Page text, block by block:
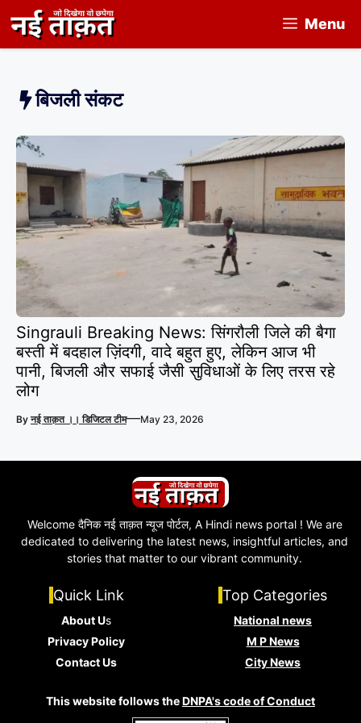
to
content
Menu
बिजली संकट
Singrauli Breaking News: सिंगरौली जिले की बैगा
बस्ती में बदहाल ज़िंदगी, वादे बहुत हुए, लेकिन आज भी
पानी, बिजली और सफाई जैसी सुविधाओं के लिए तरस रहे
लोग
Byनई ताक़त ।। डिजिटल टीम—May 23, 2026
Welcome दैनिक नई ताक़त न्यूज पोर्टल, A Hindi news portal ! We are
dedicated to delivering the latest news, insightful articles, and
stories that matter to our vibrant community.
Quick Link
About Us
Privacy Policy
Contact Us
Top Categories
National news
M P News
City News
This website follows theDNPA's code of Conduct